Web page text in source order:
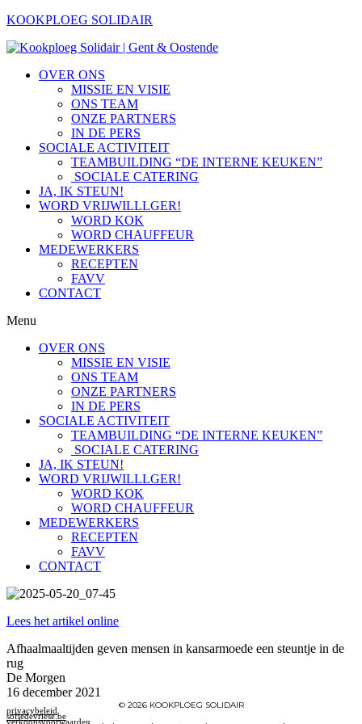
KOOKPLOEG SOLIDAIR
OVER ONS
MISSIE EN VISIE
ONS TEAM
ONZE PARTNERS
IN DE PERS
SOCIALE ACTIVITEIT
TEAMBUILDING “DE INTERNE KEUKEN”
SOCIALE CATERING
JA, IK STEUN!
WORD VRIJWILLLGER!
WORD KOK
WORD CHAUFFEUR
MEDEWERKERS
RECEPTEN
FAVV
CONTACT
Menu
OVER ONS
MISSIE EN VISIE
ONS TEAM
ONZE PARTNERS
IN DE PERS
SOCIALE ACTIVITEIT
TEAMBUILDING “DE INTERNE KEUKEN”
SOCIALE CATERING
JA, IK STEUN!
WORD VRIJWILLLGER!
WORD KOK
WORD CHAUFFEUR
MEDEWERKERS
RECEPTEN
FAVV
CONTACT
Lees het artikel online
Afhaalmaaltijden geven mensen in kansarmoede een steuntje in de
rug
De Morgen
16 december 2021
© 2026 KOOKPLOEG SOLIDAIR
sofiedevriese.be
verkoopsvoorwaarden
privacybeleid